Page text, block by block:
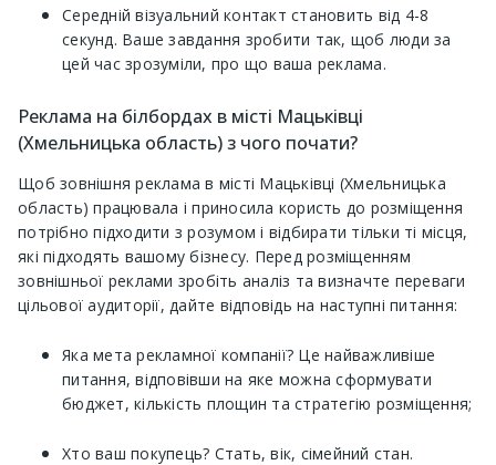
Середній візуальний контакт становить від 4-8
секунд. Ваше завдання зробити так, щоб люди за
цей час зрозуміли, про що ваша реклама.
Реклама на білбордах в місті Мацьківці
(Хмельницька область) з чого почати?
Щоб зовнішня реклама в місті Мацьківці (Хмельницька
область) працювала і приносила користь до розміщення
потрібно підходити з розумом і відбирати тільки ті місця,
які підходять вашому бізнесу. Перед розміщенням
зовнішньої реклами зробіть аналіз та визначте переваги
цільової аудиторії, дайте відповідь на наступні питання:
Яка мета рекламної компанії? Це найважливіше
питання, відповівши на яке можна сформувати
бюджет, кількість площин та стратегію розміщення;
Хто ваш покупець? Стать, вік, сімейний стан.